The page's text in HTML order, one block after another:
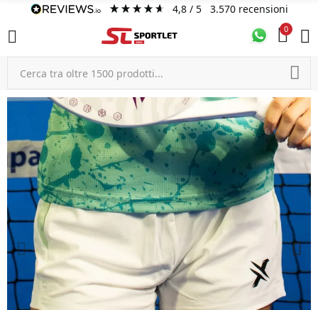
4,8/ 5 3.570 recensioni
0